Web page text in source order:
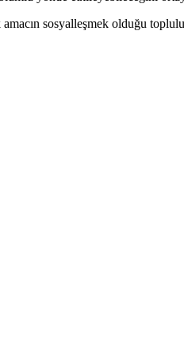
sosyalleşmek olduğu